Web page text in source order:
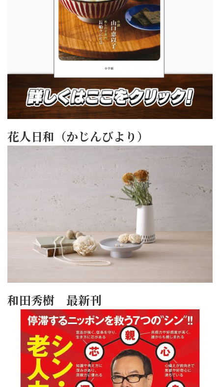
花人日和（かじんびより）
和田秀樹 最新刊